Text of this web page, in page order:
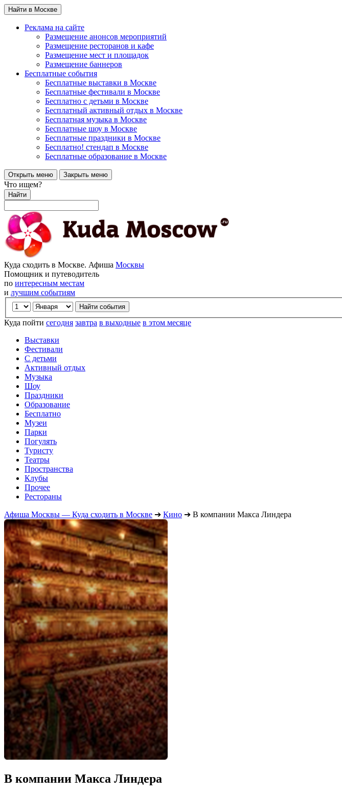
Найти в Москве
Реклама на сайте
Размещение анонсов мероприятий
Размещение ресторанов и кафе
Размещение мест и площадок
Размещение баннеров
Бесплатные события
Бесплатные выставки в Москве
Бесплатные фестивали в Москве
Бесплатно с детьми в Москве
Бесплатный активный отдых в Москве
Бесплатная музыка в Москве
Бесплатные шоу в Москве
Бесплатные праздники в Москве
Бесплатно! стендап в Москве
Бесплатные образование в Москве
Открыть меню Закрыть меню
Что ищем?
Найти
Куда сходить в Москве. Афиша Москвы
Помощник и путеводитель
по интересным местам
и лучшим событиям
Куда пойти сегодня завтра в выходные в этом месяце
Выставки
Фестивали
С детьми
Активный отдых
Музыка
Шоу
Праздники
Образование
Бесплатно
Музеи
Парки
Погулять
Туристу
Театры
Пространства
Клубы
Прочее
Рестораны
Афиша Москвы — Куда сходить в Москве ➔ Кино ➔ В компании Макса Линдера
В компании Макса Линдера